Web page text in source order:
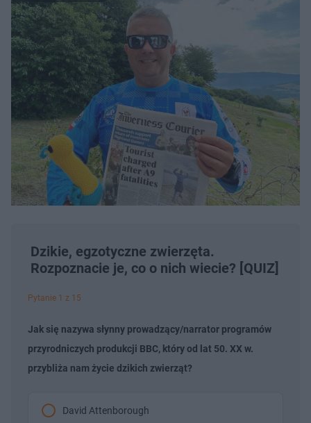
Dzikie, egzotyczne zwierzęta.
Rozpoznacie je, co o nich wiecie? [QUIZ]
Pytanie 1 z 15
Jak się nazywa słynny prowadzący/narrator programów
przyrodniczych produkcji BBC, który od lat 50. XX w.
przybliża nam życie dzikich zwierząt?
David Attenborough